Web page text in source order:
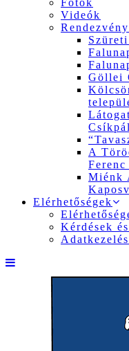
Fotók
Videók
Göllei
A
Miénk
Elérhetőségek
Kérdések